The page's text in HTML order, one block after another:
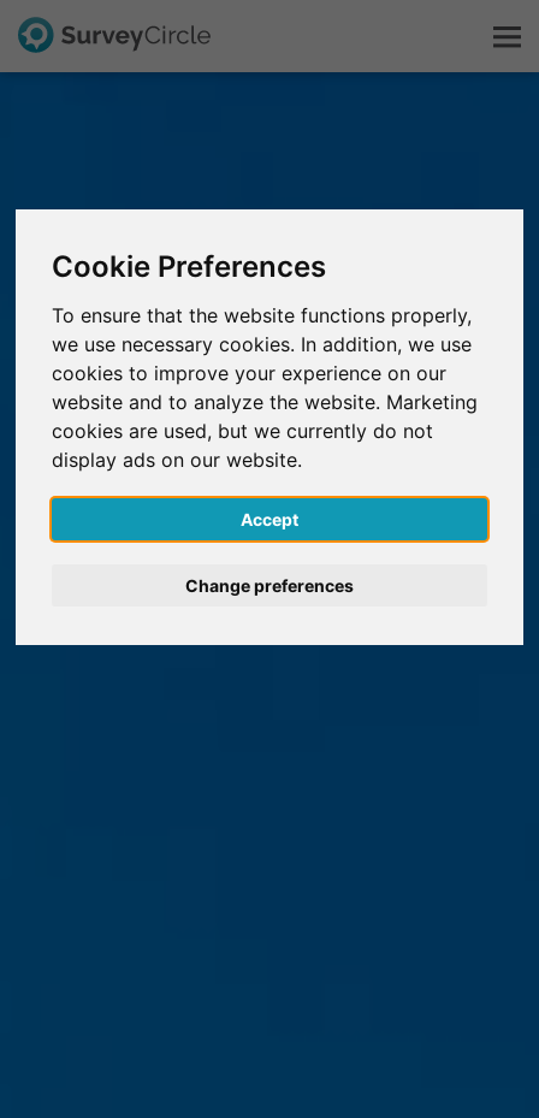
Cookie Preferences
To ensure that the website functions properly,
we use necessary cookies. In addition, we use
cookies to improve your experience on our
website and to analyze the website. Marketing
cookies are used, but we currently do not
display ads on our website.
Accept
Change preferences
Scopri la ricerca
FAQ
Registrati gratis
Accedi
English
Deutsch
Nederlands